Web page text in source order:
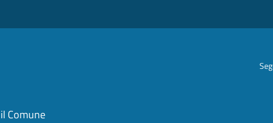
Comune